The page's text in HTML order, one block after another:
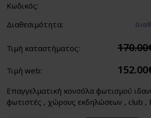
Κωδικός:
Διαθεσιμότητα:
Τιμή καταστήματος:
Τιμή web:
Επαγγελματική κονσόλα φωτισμού
φωτιστές , χώρους εκδηλώσεων , club ,